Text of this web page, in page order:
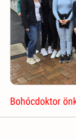
Bohócdoktor